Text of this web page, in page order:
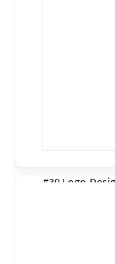
#30 Logo-